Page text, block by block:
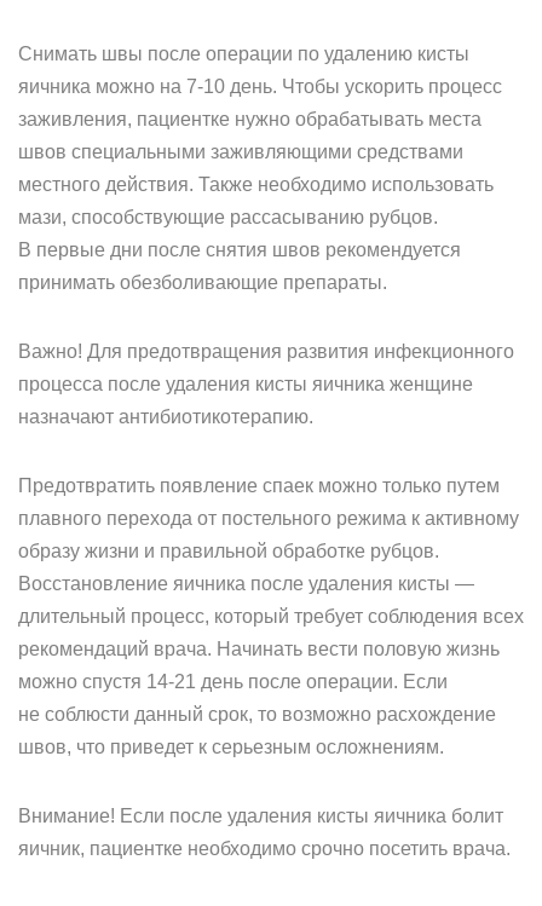
Снимать швы после операции по удалению кисты
яичника можно на 7-10 день. Чтобы ускорить процесс
заживления, пациентке нужно обрабатывать места
швов специальными заживляющими средствами
местного действия. Также необходимо использовать
мази, способствующие рассасыванию рубцов.
В первые дни после снятия швов рекомендуется
принимать обезболивающие препараты.
Важно! Для предотвращения развития инфекционного
процесса после удаления кисты яичника женщине
назначают антибиотикотерапию.
Предотвратить появление спаек можно только путем
плавного перехода от постельного режима к активному
образу жизни и правильной обработке рубцов.
Восстановление яичника после удаления кисты —
длительный процесс, который требует соблюдения всех
рекомендаций врача. Начинать вести половую жизнь
можно спустя 14-21 день после операции. Если
не соблюсти данный срок, то возможно расхождение
швов, что приведет к серьезным осложнениям.
Внимание! Если после удаления кисты яичника болит
яичник, пациентке необходимо срочно посетить врача.